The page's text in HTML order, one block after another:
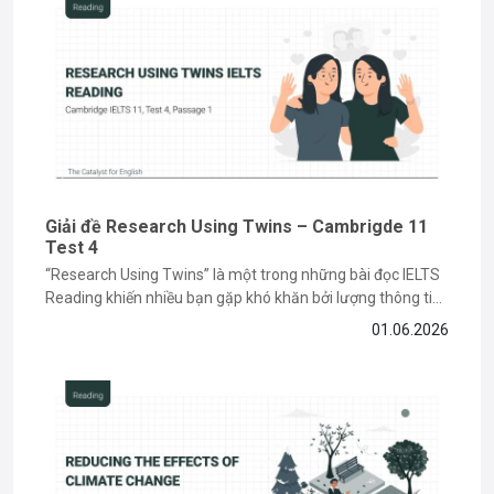
Giải đề Research Using Twins – Cambrigde 11
Test 4
“Research Using Twins” là một trong những bài đọc IELTS
Reading khiến nhiều bạn gặp khó khăn bởi lượng thông tin
học thuật và các dạng câu hỏi paraphrase phức tạp. Tuy
01.06.2026